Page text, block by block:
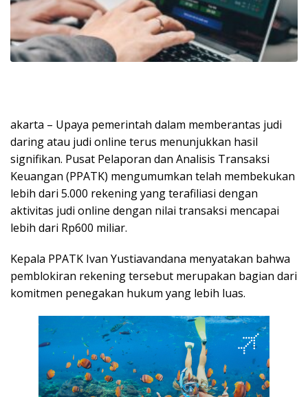
akarta – Upaya pemerintah dalam memberantas judi
daring atau judi online terus menunjukkan hasil
signifikan. Pusat Pelaporan dan Analisis Transaksi
Keuangan (PPATK) mengumumkan telah membekukan
lebih dari 5.000 rekening yang terafiliasi dengan
aktivitas judi online dengan nilai transaksi mencapai
lebih dari Rp600 miliar.
Kepala PPATK Ivan Yustiavandana menyatakan bahwa
pemblokiran rekening tersebut merupakan bagian dari
komitmen penegakan hukum yang lebih luas.